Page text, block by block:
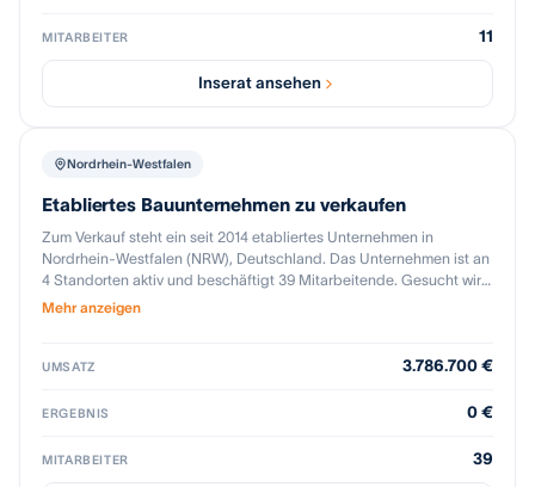
Fördermitteln, die – vorbehaltlich der Zustimmung des
Finanzierungsbedarf der Unternehmensübernahme reduzieren
können. Die Übergabe erfolgt flexibel und kann vollständig oder
Unterzeichnung einer Vertraulichkeitsvereinbarung zur Verfügung
MITARBEITER 11
Inserat ansehen
Nordrhein-Westfalen
Etabliertes Bauunternehmen zu verkaufen
Zum Verkauf steht ein seit 2014 etabliertes Unternehmen in
Nordrhein-Westfalen (NRW), Deutschland. Das Unternehmen ist an
4 Standorten aktiv und beschäftigt 39 Mitarbeitende. Gesucht wird
ein Käufer (strategischer Investor, Wettbewerber oder
Mehr anzeigen
UMSATZ 3.786.700 €
ERGEBNIS 0 €
MITARBEITER 39